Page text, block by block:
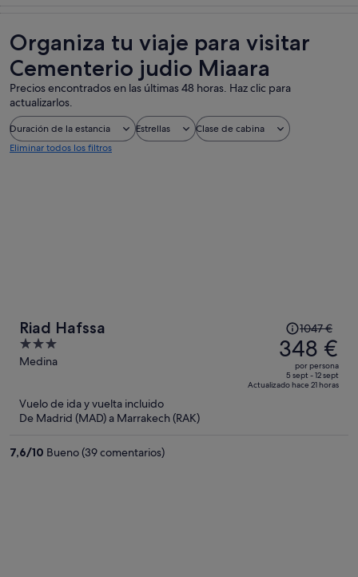
Organiza tu viaje para visitar
Cementerio judio Miaara
Precios encontrados en las últimas 48 horas. Haz clic para
actualizarlos.
Duración de la estancia Estrellas
Clase de cabina
Eliminar todos los filtros
Riad Hafssa
3
out
5
Medina
El
precio
era
de
1047 €,
1047 €
348 €
por persona
5 sept - 12 sept
Actualizado hace 21 horas
Vuelo de ida y vuelta incluido
De Madrid (MAD) a Marrakech (RAK)
7,6/10 Bueno (39 comentarios)